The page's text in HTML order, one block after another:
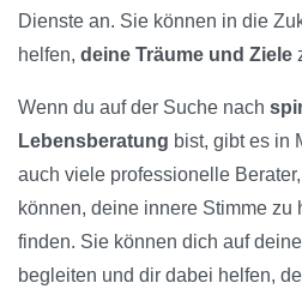
Dienste an. Sie können in die
helfen, deine Träume und Ziele
Wenn du auf der Suche nach
Lebensberatung bist, gibt es in
auch viele professionelle
können, deine innere Stimme zu
finden. Sie können dich auf
begleiten und dir dabei helfen,